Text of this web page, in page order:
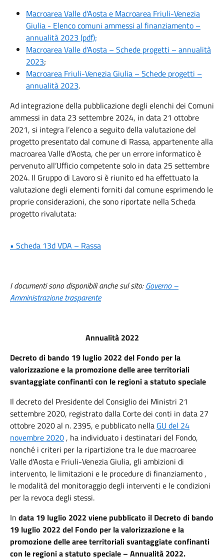
Macroarea Valle d'Aosta e Macroarea Friuli-Venezia
Giulia - Elenco comuni ammessi al finanziamento –
annualità 2023 (pdf);
Macroarea Valle d'Aosta – Schede progetti – annualità
2023;
Macroarea Friuli-Venezia Giulia – Schede progetti –
annualità 2023.
Ad integrazione della pubblicazione degli elenchi dei Comuni
ammessi in data 23 settembre 2024, in data 21 ottobre
2021, si integra l’elenco a seguito della valutazione del
progetto presentato dal comune di Rassa, appartenente alla
macroarea Valle d’Aosta, che per un errore informatico è
pervenuto all’Ufficio competente solo in data 25 settembre
2024. Il Gruppo di Lavoro si è riunito ed ha effettuato la
valutazione degli elementi forniti dal comune esprimendo le
proprie considerazioni, che sono riportate nella Scheda
progetto rivalutata:
• Scheda 13d VDA – Rassa
I documenti sono disponibili anche sul sito:Governo –
Amministrazione trasparente
Annualità 2022
Decreto di bando 19 luglio 2022 del Fondo per la
valorizzazione e la promozione delle aree territoriali
svantaggiate confinanti con le regioni a statuto speciale
Il decreto del Presidente del Consiglio dei Ministri 21
settembre 2020, registrato dalla Corte dei conti in data 27
ottobre 2020 al n. 2395, e pubblicato nella GU del 24
novembre 2020, ha individuato i destinatari del Fondo,
nonché i criteri per la ripartizione tra le due macroaree
Valle d'Aosta e Friuli-Venezia Giulia, gli ambizioni di
intervento, le limitazioni e le procedure di finanziamento ,
le modalità del monitoraggio degli interventi e le condizioni
per la revoca degli stessi.
In data 19 luglio 2022 viene pubblicato il Decreto di bando
19 luglio 2022 del Fondo per la valorizzazione e la
promozione delle aree territoriali svantaggiate confinanti
con le regioni a statuto speciale – Annualità 2022.